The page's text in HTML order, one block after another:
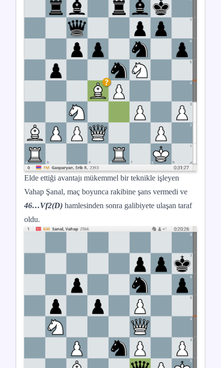
Elde ettiği avantajı mükemmel bir teknikle işleyen
Vahap Şanal, maç boyunca rakibine şans vermedi ve
46…Vf2(D) hamlesinden sonra galibiyete ulaşan taraf
oldu.